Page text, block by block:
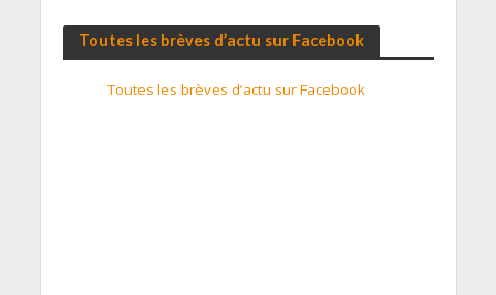
Toutes les brèves d’actu sur Facebook
Toutes les brèves d’actu sur Facebook